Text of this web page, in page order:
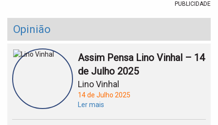
PUBLICIDADE
Opinião
Assim Pensa Lino Vinhal – 14
de Julho 2025
Lino Vinhal
14 de Julho 2025
Ler mais